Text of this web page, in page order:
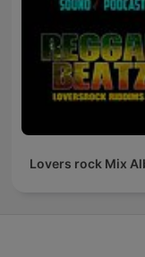
Lovers rock Mix